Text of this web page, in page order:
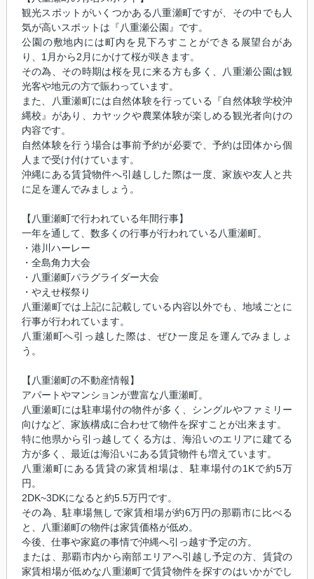
観光スポットがいくつかある八重瀬町ですが、その中でも人
気が高いスポットは『八重瀬公園』です。
公園の敷地内には町内を見下ろすことができる展望台があ
り、1月から2月にかけて桜が咲きます。
その為、その時期は桜を見に来る方も多く、八重瀬公園は観
光客や地元の方で賑わっています。
また、八重瀬町には自然体験を行っている『自然体験学校沖
縄校』があり、カヤックや農業体験が楽しめる観光者向けの
内容です。
自然体験を行う場合は事前予約が必要で、予約は団体から個
人まで受け付けています。
沖縄にある賃貸物件へ引越しした際は一度、家族や友人と共
に足を運んでみましょう。
【八重瀬町で行われている年間行事】
一年を通して、数多くの行事が行われている八重瀬町。
・港川ハーレー
・全島角力大会
・八重瀬町パラグライダー大会
・やえせ桜祭り
八重瀬町では上記に記載している内容以外でも、地域ごとに
行事が行われています。
八重瀬町へ引っ越した際は、ぜひ一度足を運んでみましょ
う。
【八重瀬町の不動産情報】
アパートやマンションが豊富な八重瀬町。
八重瀬町には駐車場付の物件が多く、シングルやファミリー
向けなど、家族構成に合わせて物件を探すことが出来ます。
特に他県から引っ越してくる方は、海沿いのエリアに建てる
方が多く、最近は海沿いにある賃貸物件も増えています。
八重瀬町にある賃貸の家賃相場は、駐車場付の1Kで約5万
円。
2DK~3DKになると約5.5万円です。
その為、駐車場無しで家賃相場が約6万円の那覇市に比べる
と、八重瀬町の物件は家賃価格が低め。
今後、仕事や家庭の事情で沖縄へ引っ越す予定の方。
または、那覇市内から南部エリアへ引越し予定の方、賃貸の
家賃相場が低めな八重瀬町で賃貸物件を探すのはいかがでし